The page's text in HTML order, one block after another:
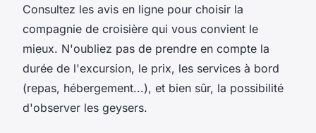
Consultez les avis en ligne pour choisir la
compagnie de croisière qui vous convient le
mieux. N'oubliez pas de prendre en compte la
durée de l'excursion, le prix, les services à bord
(repas, hébergement...), et bien sûr, la possibilité
d'observer les geysers.